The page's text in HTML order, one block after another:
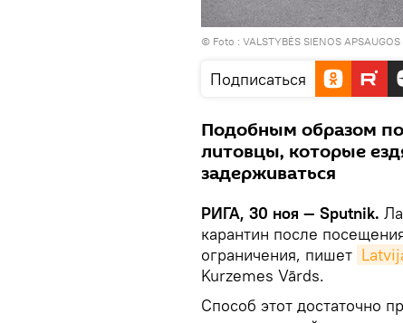
© Foto : VALSTYBĖS SIENOS
Подписаться
Подобным образом
литовцы, которые
задерживаться
РИГА, 30 ноя — Sputnik.
карантин после
ограничения, пишет
Kurzemes Vārds.
Способ этот достаточно